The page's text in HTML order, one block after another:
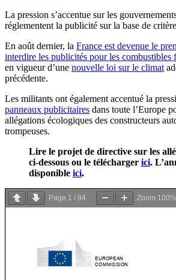
La pression s’accentue sur les
réglementent la publicité sur la base de
En août dernier, la France est devenue le
interdire les publicités pour les combustibles
en vigueur d’une nouvelle loi sur le climat
précédente.
Les militants ont également accentué la
panneaux publicitaires dans toute l’Europe
allégations écologiques des constructeurs
trompeuses.
Lire le projet de directive sur les
ci-dessous ou le télécharger ici.
disponible ici.
Page 1 / 84 Zoom 100%